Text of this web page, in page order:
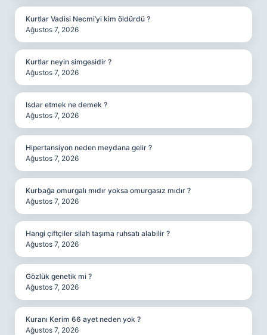
Kurtlar Vadisi Necmi’yi kim öldürdü ?
Ağustos 7, 2026
Kurtlar neyin simgesidir ?
Ağustos 7, 2026
Isdar etmek ne demek ?
Ağustos 7, 2026
Hipertansiyon neden meydana gelir ?
Ağustos 7, 2026
Kurbağa omurgalı mıdır yoksa omurgasız mıdır ?
Ağustos 7, 2026
Hangi çiftçiler silah taşıma ruhsatı alabilir ?
Ağustos 7, 2026
Gözlük genetik mi ?
Ağustos 7, 2026
Kuranı Kerim 66 ayet neden yok ?
Ağustos 7, 2026